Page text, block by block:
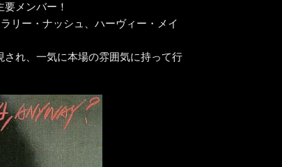
メンバー！
リー・ナッシュ、ハーヴィー・メイ
れ、一気に本場の雰囲気に持って行